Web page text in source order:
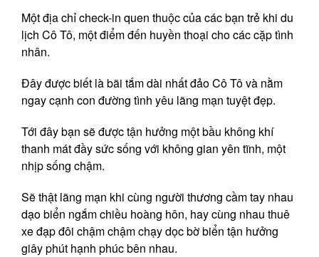
Một địa chỉ check-in quen thuộc của các bạn trẻ khi du
lịch Cô Tô, một điểm đến huyền thoại cho các cặp tình
nhân.
Đây được biết là bãi tắm dài nhất đảo Cô Tô và nằm
ngay cạnh con đường tình yêu lãng mạn tuyệt đẹp.
Tới đây bạn sẽ được tận hưởng một bầu không khí
thanh mát đầy sức sống với không gian yên tĩnh, một
nhịp sống chậm.
Sẽ thật lãng mạn khi cùng người thương cầm tay nhau
dạo biển ngắm chiều hoàng hôn, hay cùng nhau thuê
xe đạp đôi chậm chậm chạy dọc bờ biển tận hưởng
giây phút hạnh phúc bên nhau.